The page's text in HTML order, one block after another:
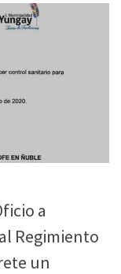
a
Regimiento
un